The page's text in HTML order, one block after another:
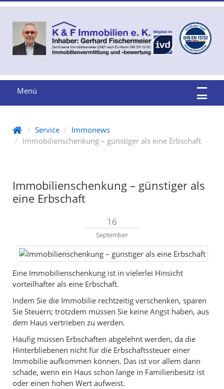
Menü
Service
Immonews
Immobilienschenkung – günstiger als eine Erbschaft
Immobilienschenkung – günstiger als
eine Erbschaft
16
September
Eine Immobilienschenkung ist in vielerlei Hinsicht
vorteilhafter als eine Erbschaft.
Indem Sie die Immobilie rechtzeitig verschenken, sparen
Sie Steuern; trotzdem müssen Sie keine Angst haben, aus
dem Haus vertrieben zu werden.
Häufig müssen Erbschaften abgelehnt werden, da die
Hinterbliebenen nicht für die Erbschaftssteuer einer
Immobilie aufkommen können. Das ist vor allem dann
schade, wenn ein Haus schon lange in Familienbesitz ist
oder einen hohen Wert aufweist.